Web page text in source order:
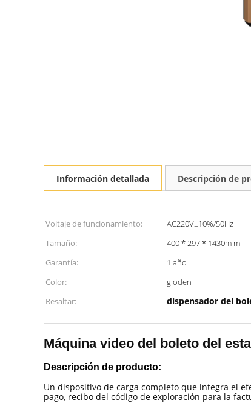
Información detallada Descripción de
Voltaje de funcionamiento: AC220V±10%/50Hz
Tamaño:
400 * 297 * 1430m m
Garantía:
1 año
Color:
gloden
Resaltar:
dispensador del
Máquina video del boleto del
Descripción de producto:
Un dispositivo de carga completo que integra el
pago, recibo del código de exploración para la